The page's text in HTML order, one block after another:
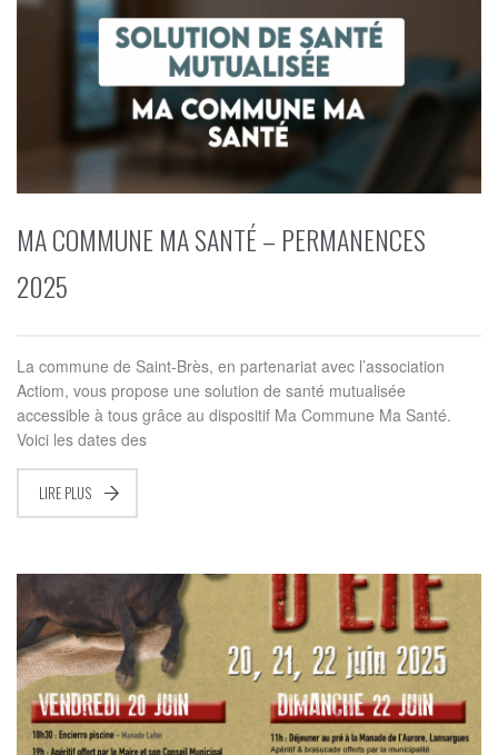
MA COMMUNE MA SANTÉ – PERMANENCES
2025
La commune de Saint-Brès, en partenariat avec l’association
Actiom, vous propose une solution de santé mutualisée
accessible à tous grâce au dispositif Ma Commune Ma Santé.
Voici les dates des
LIRE PLUS